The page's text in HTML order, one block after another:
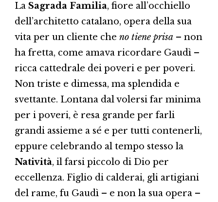
La Sagrada Familia, fiore all’occhiello
dell’architetto catalano, opera della sua
vita per un cliente che no tiene prisa – non
ha fretta, come amava ricordare Gaudì –
ricca cattedrale dei poveri e per poveri.
Non triste e dimessa, ma splendida e
svettante. Lontana dal volersi far minima
per i poveri, è resa grande per farli
grandi assieme a sé e per tutti contenerli,
eppure celebrando al tempo stesso la
Natività, il farsi piccolo di Dio per
eccellenza. Figlio di calderai, gli artigiani
del rame, fu Gaudì – e non la sua opera –